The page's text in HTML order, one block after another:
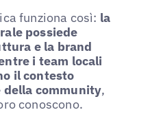
funziona così: la
possiede
e la brand
i team locali
il contesto
della community,
conoscono.